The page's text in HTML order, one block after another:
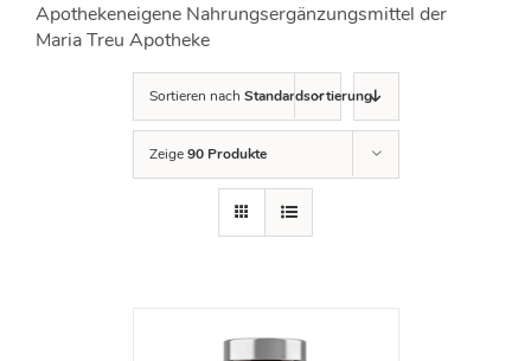
Apothekeneigene Nahrungsergänzungsmittel der
Maria Treu Apotheke
Sortieren nach Standardsortierung
Zeige90 Produkte